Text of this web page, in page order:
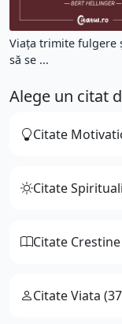
Viaţa trimite fulgere
să se ...
Alege un citat
Citate
Citate
Citate
Citate Viata